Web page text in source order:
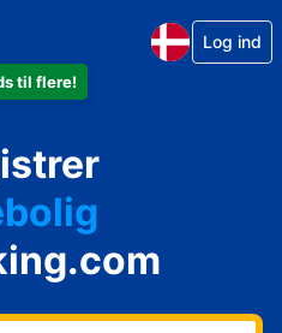
til flere!
Log ind